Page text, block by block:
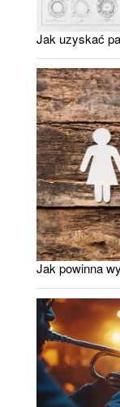
Jak uzyskać
Jak powinna